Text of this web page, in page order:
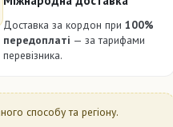
Доставка за кордон при 100%
передоплаті — за тарифами
перевізника.
способу та регіону.